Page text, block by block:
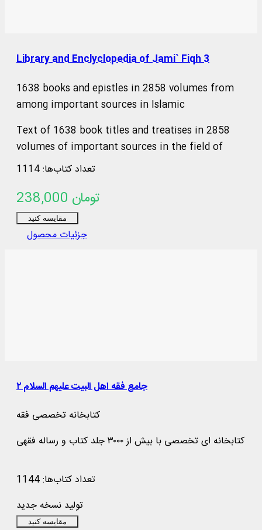
Library and Enclyclopedia of Jami` Fiqh 3
1638 books and epistles in 2858 volumes from
among important sources in Islamic
Text of 1638 book titles and treatises in 2858
volumes of important sources in the field of
jurisprudence, in Arabic and Persian, on topics
sources of jurisprudence, supplications and
pilgrimages, practical inquiries and treatises, Hajj
rituals and newly introduced issues,
contemporary jurisprudence...
تعداد کتاب‌ها: 1114
238,000 تومان
مقایسه کنید
جزئیات محصول
جامع فقه اهل البیت علیهم السلام ۲
کتابخانه تخصصی فقه
کتابخانه ای تخصصی با بیش از ۳۰۰۰ جلد کتاب و رساله فقهی
تعداد کتاب‌ها: 1144
تولید نسخه جدید
مقایسه کنید